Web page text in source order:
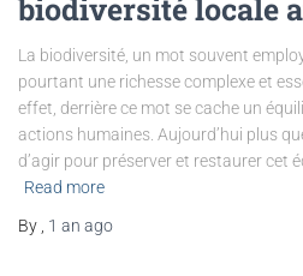
biodiversité locale
La biodiversité, un mot souvent
pourtant une richesse complexe et
effet, derrière ce mot se cache un
actions humaines. Aujourd’hui plus
d’agir pour préserver et restaurer cet
Read more
By
1 an ago